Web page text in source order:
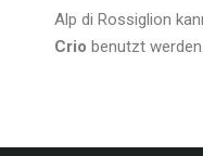
Alp di Rossiglion
Crio benutzt werden.